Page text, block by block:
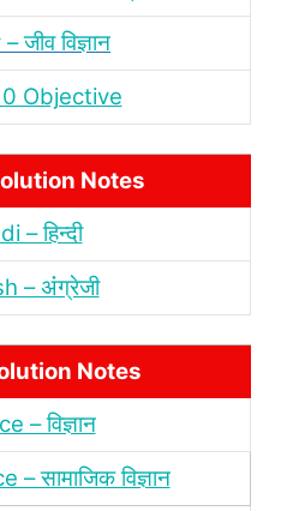
जीव विज्ञान
Objective
Notes
– हिन्‍दी
– अंंग्रेजी
Notes
– विज्ञान
सामाजिक विज्ञान